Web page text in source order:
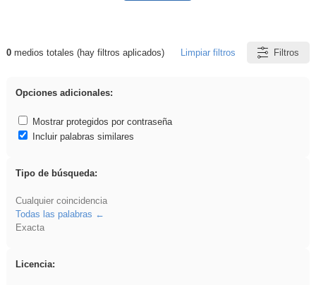
Resultados de: dividir
0medios totales (hay filtros aplicados) Limpiar filtros Filtros
Opciones adicionales:
Mostrar protegidos por contraseña
Incluir palabras similares
Tipo de búsqueda:
Cualquier coincidencia
Todas las palabras
Exacta
Licencia: